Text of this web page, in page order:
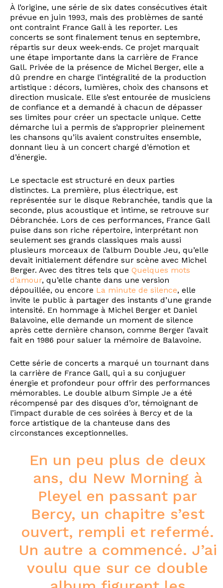
À l’origine, une série de six dates consécutives était
prévue en juin 1993, mais des problèmes de santé
ont contraint France Gall à les reporter. Les
concerts se sont finalement tenus en septembre,
répartis sur deux week-ends. Ce projet marquait
une étape importante dans la carrière de France
Gall. Privée de la présence de Michel Berger, elle a
dû prendre en charge l’intégralité de la production
artistique : décors, lumières, choix des chansons et
direction musicale. Elle s’est entourée de musiciens
de confiance et a demandé à chacun de dépasser
ses limites pour créer un spectacle unique. Cette
démarche lui a permis de s’approprier pleinement
les chansons qu’ils avaient construites ensemble,
donnant lieu à un concert chargé d’émotion et
d’énergie.
Le spectacle est structuré en deux parties
distinctes. La première, plus électrique, est
représentée sur le disque Rebranchée, tandis que la
seconde, plus acoustique et intime, se retrouve sur
Débranchée. Lors de ces performances, France Gall
puise dans son riche répertoire, interprétant non
seulement ses grands classiques mais aussi
plusieurs morceaux de l’album Double Jeu, qu’elle
devait initialement défendre sur scène avec Michel
Berger. Avec des titres tels que Quelques mots
d’amour, qu’elle chante dans une version
dépouillée, ou encore La minute de silence, elle
invite le public à partager des instants d’une grande
intensité. En hommage à Michel Berger et Daniel
Balavoine, elle demande un moment de silence
après cette dernière chanson, comme Berger l’avait
fait en 1986 pour saluer la mémoire de Balavoine.
Cette série de concerts a marqué un tournant dans
la carrière de France Gall, qui a su conjuguer
énergie et profondeur pour offrir des performances
mémorables. Le double album Simple Je a été
récompensé par des disques d’or, témoignant de
l’impact durable de ces soirées à Bercy et de la
force artistique de la chanteuse dans des
circonstances exceptionnelles.
En un peu plus de deux
ans, du New Morning à
Pleyel en passant par
Bercy, un chapitre s’est
ouvert, rempli et refermé.
Un autre a commencé. J’ai
voulu que sur ce double